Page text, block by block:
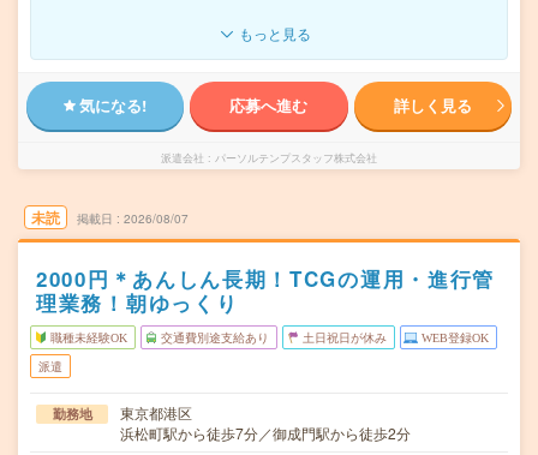
もっと見る
気になる! 応募へ進む 詳しく見る
派遣会社 パーソルテンプスタッフ株式会社
未読 掲載日 2026/08/07
2000円＊あんしん長期！TCGの運用・進行管
理業務！朝ゆっくり
職種未経験OK 交通費別途支給あり 土日祝日が休み WEB登録OK
派遣
勤務地
東京都港区
浜松町駅から徒歩7分／御成門駅から徒歩2分